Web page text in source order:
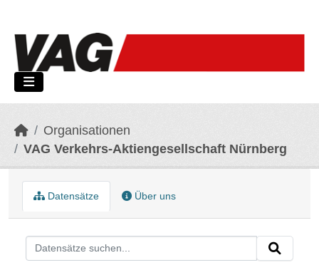
Organisationen
VAG Verkehrs-Aktiengesellschaft Nürnberg
Datensätze Über uns